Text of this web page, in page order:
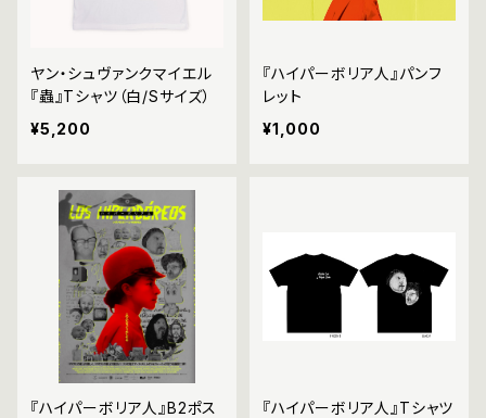
ヤン・シュヴァンクマイエル
『蟲』Tシャツ（白/Sサイズ）
¥5,200
『ハイパーボリア人』パンフ
レット
¥1,000
『ハイパーボリア人』B2ポス
『ハイパーボリア人』Tシャツ